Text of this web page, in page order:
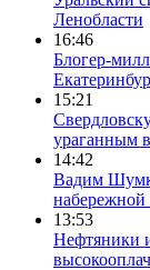
Ленобласти
16:46
Блогер-
15:21
ураганным
14:42
Вадим
набережной
13:53
Нефтяники